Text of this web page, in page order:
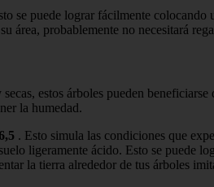
se puede lograr fácilmente colocando
área, probablemente no necesitará
estos árboles pueden
la humedad.
. Esto simula las condiciones que
ligeramente ácido. Esto se puede
la tierra alrededor de tus árboles